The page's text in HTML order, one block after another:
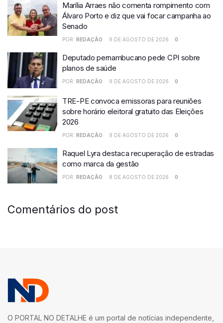
Marília Arraes não comenta rompimento com
Álvaro Porto e diz que vai focar campanha ao
Senado
POR: REDAÇÃO 9 DE AGOSTO DE 2026 0
Deputado pernambucano pede CPI sobre
planos de saúde
POR: REDAÇÃO 9 DE AGOSTO DE 2026 0
TRE-PE convoca emissoras para reuniões
sobre horário eleitoral gratuito das Eleições
2026
POR: REDAÇÃO 9 DE AGOSTO DE 2026 0
Raquel Lyra destaca recuperação de estradas
como marca da gestão
POR: REDAÇÃO 8 DE AGOSTO DE 2026 0
Comentários do post
O PORTAL NO DETALHE é um portal de notícias independente,